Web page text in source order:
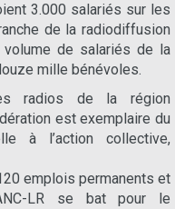
3.000 salariés sur les
de la radiodiffusion
de salariés de la
mille bénévoles.
radios de la région
est exemplaire du
à l’action collective,
emplois permanents et
LR se bat pour le